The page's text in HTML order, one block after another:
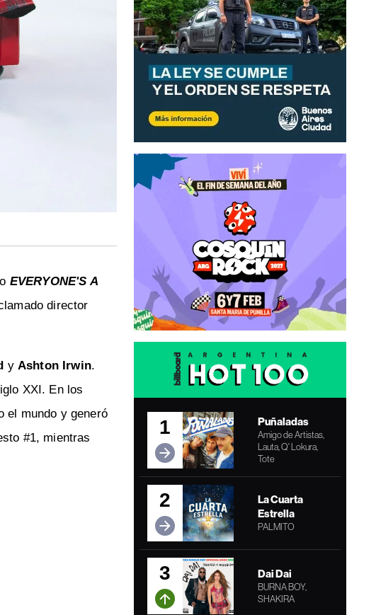
EVERYONE'S A
director
y Ashton Irwin.
XXI. En los
el mundo y generó
#1, mientras
1 Puñaladas
Amigo de Artistas,
Lauta, Q' Lokura,
Tote
2
La Cuarta
Estrella
PALMITO
3 Dai Dai
BURNA BOY,
SHAKIRA